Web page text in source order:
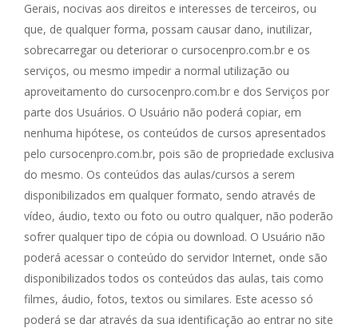
Gerais, nocivas aos direitos e interesses de terceiros, ou
que, de qualquer forma, possam causar dano, inutilizar,
sobrecarregar ou deteriorar o cursocenpro.com.br e os
serviços, ou mesmo impedir a normal utilização ou
aproveitamento do cursocenpro.com.br e dos Serviços por
parte dos Usuários. O Usuário não poderá copiar, em
nenhuma hipótese, os conteúdos de cursos apresentados
pelo cursocenpro.com.br, pois são de propriedade exclusiva
do mesmo. Os conteúdos das aulas/cursos a serem
disponibilizados em qualquer formato, sendo através de
vídeo, áudio, texto ou foto ou outro qualquer, não poderão
sofrer qualquer tipo de cópia ou download. O Usuário não
poderá acessar o conteúdo do servidor Internet, onde são
disponibilizados todos os conteúdos das aulas, tais como
filmes, áudio, fotos, textos ou similares. Este acesso só
poderá se dar através da sua identificação ao entrar no site